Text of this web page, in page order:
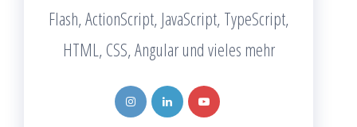
Flash, ActionScript, JavaScript, TypeScript,
HTML, CSS, Angular und vieles mehr